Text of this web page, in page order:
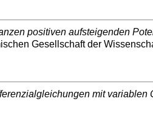
positiven aufsteigenden
Gesellschaft der
mit variablen